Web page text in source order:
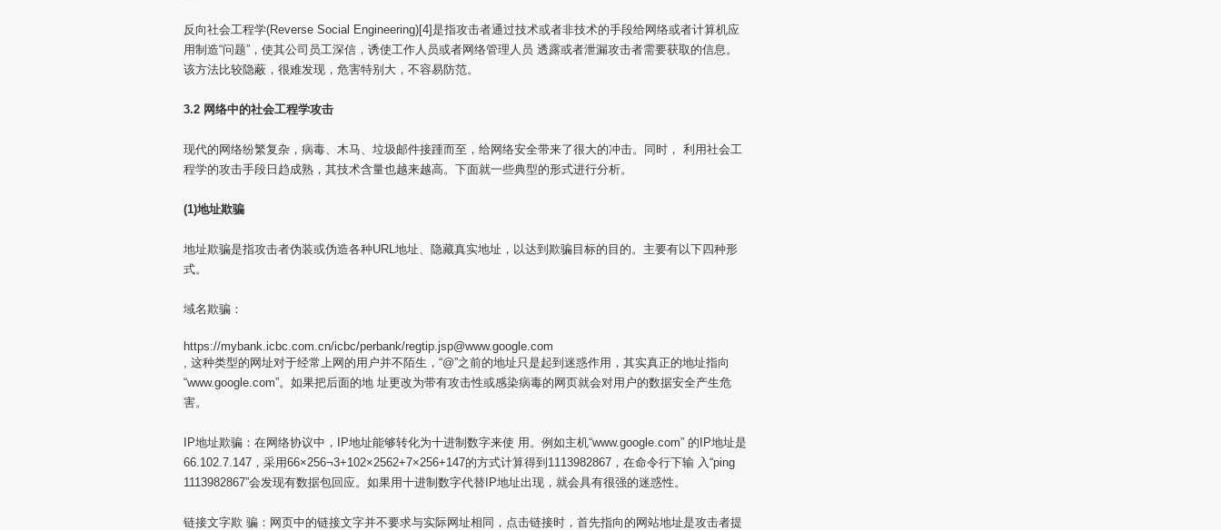
反向社会工程学(Reverse Social Engineering)[4]是指攻击者通过技术或者非技术的手段给网络或者计算机应
用制造“问题”，使其公司员工深信，诱使工作人员或者网络管理人员 透露或者泄漏攻击者需要获取的信息。
该方法比较隐蔽，很难发现，危害特别大，不容易防范。
3.2 网络中的社会工程学攻击
现代的网络纷繁复杂，病毒、木马、垃圾邮件接踵而至，给网络安全带来了很大的冲击。同时， 利用社会工
程学的攻击手段日趋成熟，其技术含量也越来越高。下面就一些典型的形式进行分析。
(1)地址欺骗
地址欺骗是指攻击者伪装或伪造各种URL地址、隐藏真实地址，以达到欺骗目标的目的。主要有以下四种形
式。
域名欺骗：
https://mybank.icbc.com.cn/icbc/perbank/regtip.jsp@www.google.com
, 这种类型的网址对于经常上网的用户并不陌生，“@”之前的地址只是起到迷惑作用，其实真正的地址指向
“www.google.com”。如果把后面的地 址更改为带有攻击性或感染病毒的网页就会对用户的数据安全产生危
害。
IP地址欺骗：在网络协议中，IP地址能够转化为十进制数字来使 用。例如主机“www.google.com” 的IP地址是
66.102.7.147，采用66×256¬3+102×2562+7×256+147的方式计算得到1113982867，在命令行下输 入“ping
1113982867”会发现有数据包回应。如果用十进制数字代替IP地址出现，就会具有很强的迷惑性。
链接文字欺 骗：网页中的链接文字并不要求与实际网址相同，点击链接时，首先指向的网站地址是攻击者提